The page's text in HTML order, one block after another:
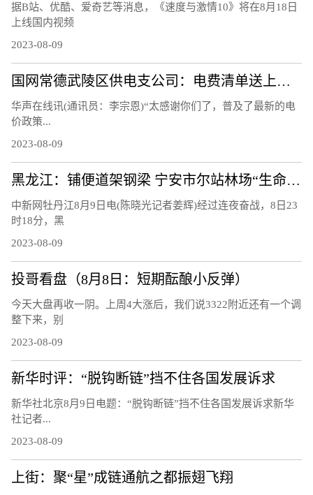
据B站、优酷、爱奇艺等消息，《速度与激情10》将在8月18日
上线国内视频
2023-08-09
国网常德武陵区供电支公司：电费清单送上门 让客户用上“明白电”
华声在线讯(通讯员：李宗恩)“太感谢你们了，普及了最新的电
价政策...
2023-08-09
黑龙江：铺便道架钢梁 宁安市尔站林场“生命通道”打通
中新网牡丹江8月9日电(陈晓光记者姜辉)经过连夜奋战，8日23
时18分，黑
2023-08-09
投哥看盘（8月8日：短期酝酿小反弹）
今天大盘再收一阴。上周4大涨后，我们说3322附近还有一个调
整下来，别
2023-08-09
新华时评：“脱钩断链”挡不住各国发展诉求
新华社北京8月9日电题：“脱钩断链”挡不住各国发展诉求新华
社记者...
2023-08-09
上街：聚“星”成链通航之都振翅飞翔